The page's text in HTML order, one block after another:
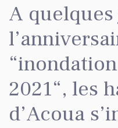
A
2021“, les
d’Acoua